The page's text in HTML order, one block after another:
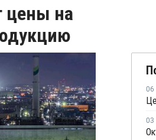
цены на
06
03